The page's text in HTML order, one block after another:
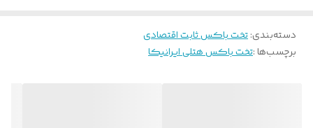
دسته‌بندی:تخت باکس ثابت اقتصادی
برچسب‌ها :تخت باکس هتلی ایرانیکا